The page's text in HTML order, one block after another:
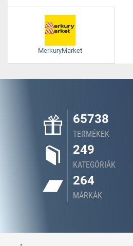
MerkuryMarket
65738
TERMÉKEK
249
KATEGÓRIÁK
264
MÁRKÁK